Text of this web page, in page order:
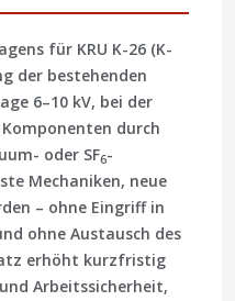
für KRU K-26 (K-
der bestehenden
6–10 kV, bei der
durch
oder SF6-
Mechaniken, neue
– ohne Eingriff in
ohne Austausch des
erhöht kurzfristig
Arbeitssicherheit,